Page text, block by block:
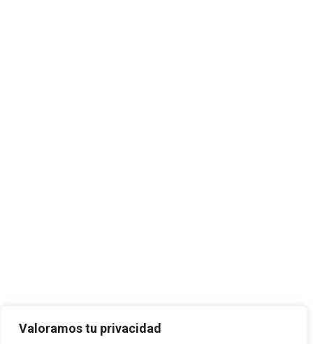
Valoramos tu privacidad